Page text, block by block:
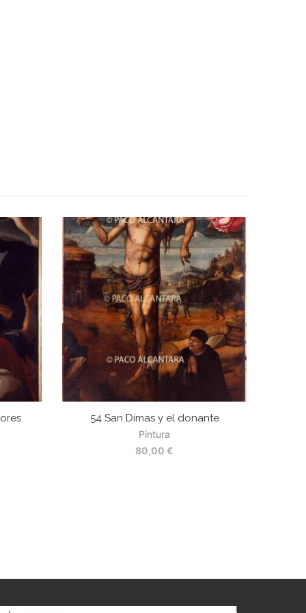
54 San Dimas y el donante
Pintura
80,00 €